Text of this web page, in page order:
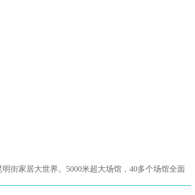
街家居大世界。5000米超大场馆，40多个场馆全面